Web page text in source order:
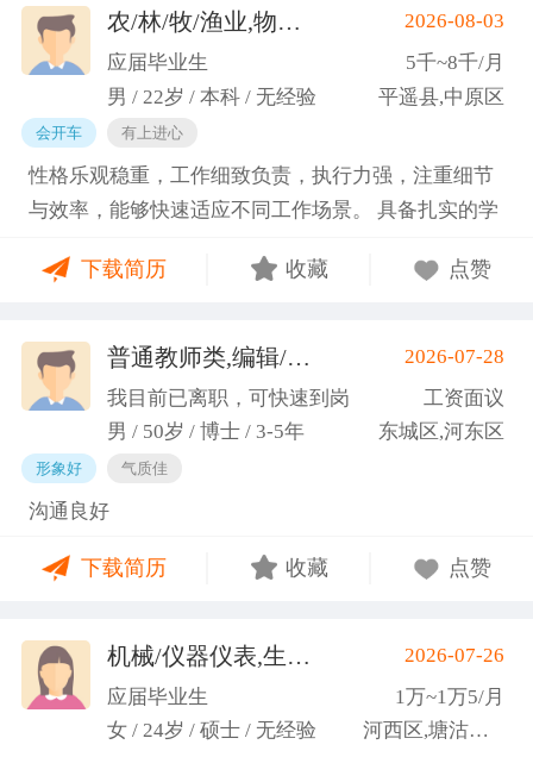
基金项目以及国家重大课题项目申报书的撰写。
（2）沟通能力强，2023年9月-2024年6月在研究生管
理办公室担任助管，主要负责硕士、博士研究生开
题、预答辩和正式答辩答辩秘书工作，同时负责研究
生入学复试相关工作，研究生日常事务管理工作，与
老师和同学多方沟通协调；2025年4月-2025年7月在
图书馆信息处担任助管，主要负责毕业生论文查重、
上传，毕业生信息核对，以及协助图书馆老师与学生
沟通举办各种活动。 （3）组织管理能力强，在读期
一百余人，并组织每天口语晨读活动，同时不定期举
办各种社团内部活动，如迎新、英语角等。
农/林/牧/渔业,物业管理,环保,物流/仓储,人事/行政/后勤
2026-08-03
应届毕业生
5千~8千/月
男 / 22岁 / 本科 / 无经验
平遥县,中原区
会开车 有上进心
性格乐观稳重，工作细致负责，执行力强，注重细节
与效率，能够快速适应不同工作场景。 具备扎实的学
路与良好的问题处理意识。 拥有较强的团队协作与跨
稳步成长并创造价值。
下载简历 收藏 点赞
普通教师类,编辑/出版/印刷 (刘先生)
2026-07-28
我目前已离职，可快速到岗
工资面议
男 / 50岁 / 博士 / 3-5年
东城区,河东区
形象好 气质佳
沟通良好
下载简历 收藏 点赞
机械/仪器仪表,生产管理/研发 (高蕾)
2026-07-26
应届毕业生
1万~1万5/月
女 / 24岁 / 硕士 / 无经验
河西区,塘沽区,东丽区